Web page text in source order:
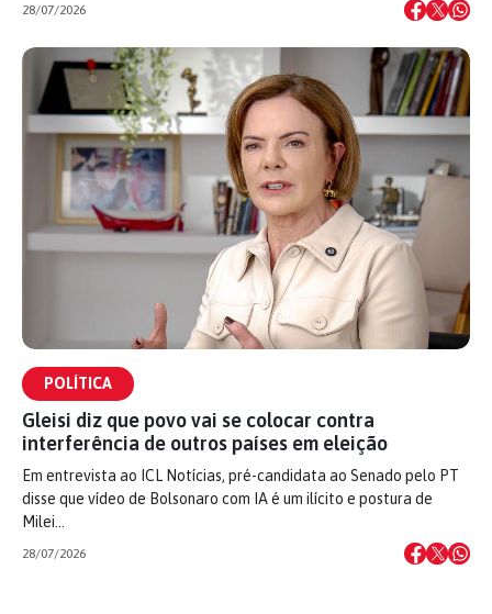
28/07/2026
POLÍTICA
Gleisi diz que povo vai se colocar contra
interferência de outros países em eleição
Em entrevista ao ICL Notícias, pré-candidata ao Senado pelo PT
disse que vídeo de Bolsonaro com IA é um ilícito e postura de
Milei…
28/07/2026